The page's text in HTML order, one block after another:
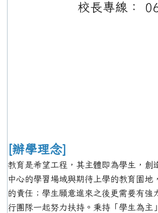
校長專線：
[辦學理念]
教育是希望工程，其主體即為學生，創
中心的學習場域與期待上學的教育園地
的責任；學生願意進來之後更需要有強
行團隊一起努力扶持。秉持「學生為主